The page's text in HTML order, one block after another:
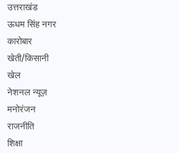
उत्तराखंड
ऊधम सिंह नगर
कारोबार
खेती/किसानी
खेल
नेशनल न्यूज़
मनोरंजन
राजनीति
शिक्षा